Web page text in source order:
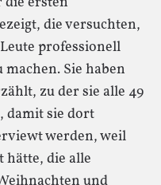
die versuchten,
professionell
Sie haben
zu der sie alle 49
damit sie dort
werden, weil
hätte, die alle